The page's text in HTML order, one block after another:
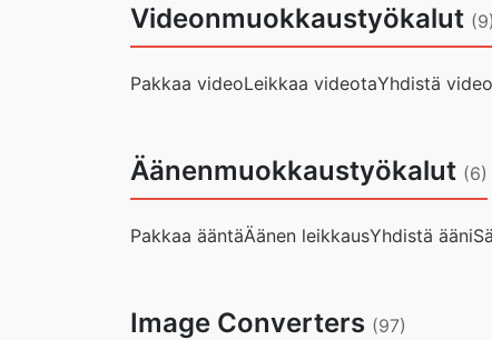
Videonmuokkaustyökalut (9)
Pakkaa videoLeikkaa videotaYhdistä
Äänenmuokkaustyökalut (6)
Pakkaa ääntäÄänen leikkausYhdistä ääni
Image Converters (97)